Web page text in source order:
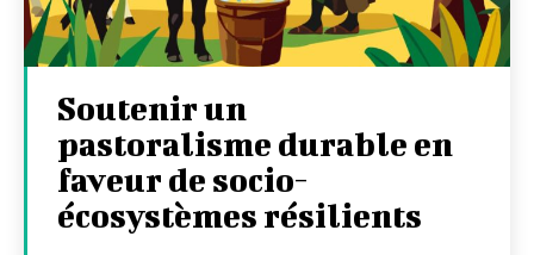
Soutenir un
pastoralisme durable en
faveur de socio-
écosystèmes résilients